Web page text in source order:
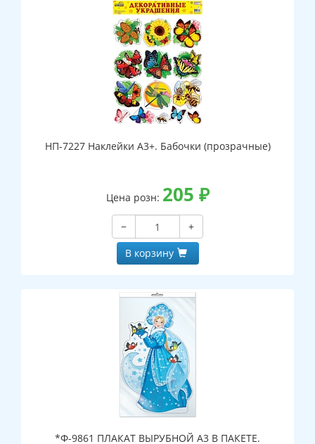
НП-7227 Наклейки А3+. Бабочки (прозрачные)
Цена розн: 205 ₽
−
+
В корзину
*Ф-9861 ПЛАКАТ ВЫРУБНОЙ А3 В ПАКЕТЕ.